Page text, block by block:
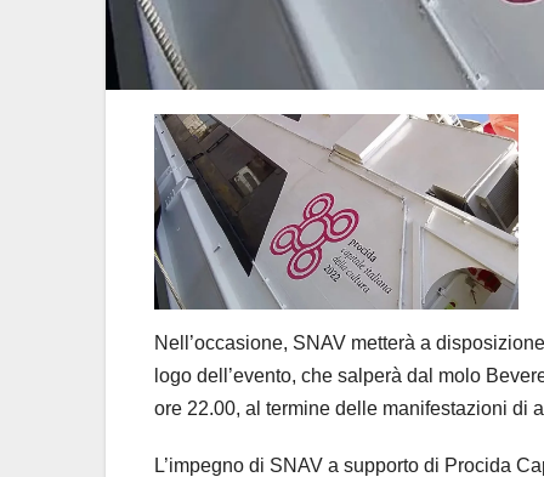
Nell’occasione, SNAV metterà a
logo dell’evento, che salperà dal molo
ore 22.00, al termine delle manifestazioni di
L’impegno di SNAV a supporto di Procida